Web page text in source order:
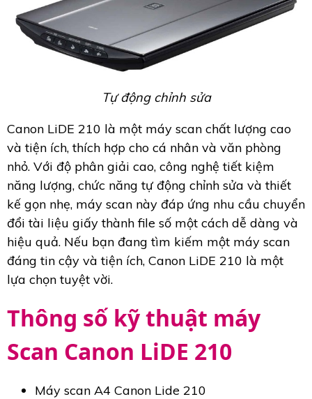
Tự động chỉnh sửa
Canon LiDE 210 là một máy scan chất lượng cao
và tiện ích, thích hợp cho cá nhân và văn phòng
nhỏ. Với độ phân giải cao, công nghệ tiết kiệm
năng lượng, chức năng tự động chỉnh sửa và thiết
kế gọn nhẹ, máy scan này đáp ứng nhu cầu chuyển
đổi tài liệu giấy thành file số một cách dễ dàng và
hiệu quả. Nếu bạn đang tìm kiếm một máy scan
đáng tin cậy và tiện ích, Canon LiDE 210 là một
lựa chọn tuyệt vời.
Thông số kỹ thuật máy
Scan Canon LiDE 210
Máy scan A4 Canon Lide 210